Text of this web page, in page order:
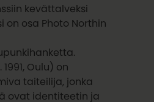
kevättalveksi
on osa Photo Northin
Oulu) on
taiteilija, jonka
ovat identiteetin ja